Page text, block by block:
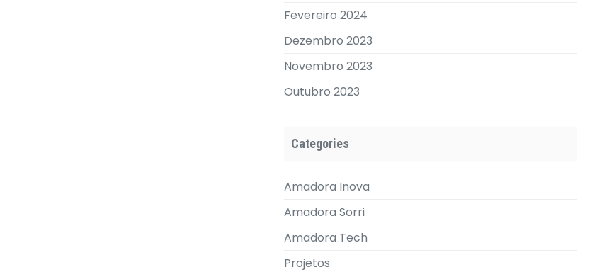
Fevereiro 2024
Dezembro 2023
Novembro 2023
Outubro 2023
Categories
Amadora Inova
Amadora Sorri
Amadora Tech
Projetos